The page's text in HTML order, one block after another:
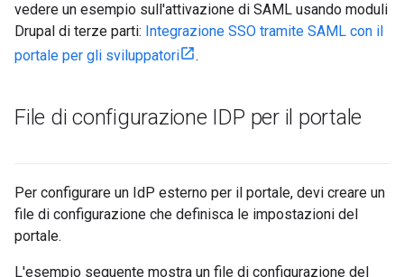
vedere un esempio sull'attivazione di SAML usando moduli
Drupal di terze parti: Integrazione SSO tramite SAML con il
portale per gli sviluppatori
.
File di configurazione IDP per il portale
Per configurare un IdP esterno per il portale, devi creare un
file di configurazione che definisca le impostazioni del
portale.
L'esempio seguente mostra un file di configurazione del